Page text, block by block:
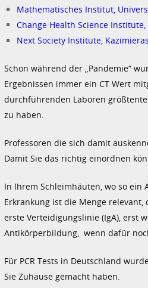
Mathematisches Institut,
Change Health Science
Next Society Institute,
Schon während der „Pandemie“
Ergebnissen immer ein CT Wert
durchführenden Laboren
zu haben.
Professoren die sich damit
Damit Sie das richtig einordnen
In Ihrem Schleimhäuten, wo so ein
Erkrankung ist die Menge
erste Verteidigungslinie (IgA), erst
Antikörperbildung, wenn dafür
Für PCR Tests in Deutschland
Sie Zuhause gemacht haben.